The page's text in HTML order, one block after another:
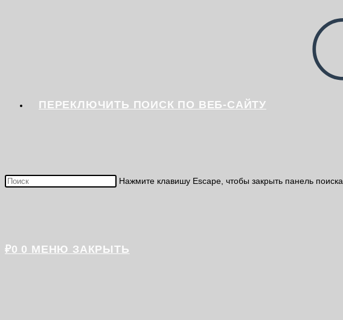
ПЕРЕКЛЮЧИТЬ ПОИСК ПО ВЕБ-САЙТУ
Нажмите клавишу Escape, чтобы закрыть панель поиска.
₽0 0 МЕНЮ ЗАКРЫТЬ